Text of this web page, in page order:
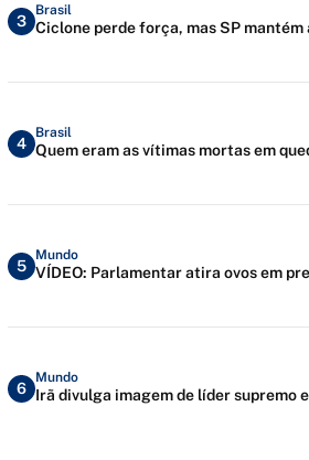
3
Brasil
Ciclone perde força, mas SP
4
Brasil
Quem eram as vítimas mortas em
5
Mundo
VÍDEO: Parlamentar atira ovos em
6
Mundo
Irã divulga imagem de líder supremo